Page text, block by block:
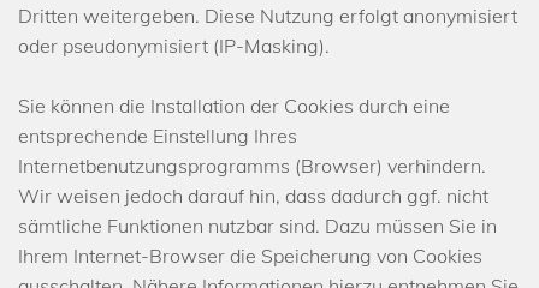
Dritten weitergeben. Diese Nutzung erfolgt anonymisiert
oder pseudonymisiert (IP-Masking).
Sie können die Installation der Cookies durch eine
entsprechende Einstellung Ihres
Internetbenutzungsprogramms (Browser) verhindern.
Wir weisen jedoch darauf hin, dass dadurch ggf. nicht
sämtliche Funktionen nutzbar sind. Dazu müssen Sie in
Ihrem Internet-Browser die Speicherung von Cookies